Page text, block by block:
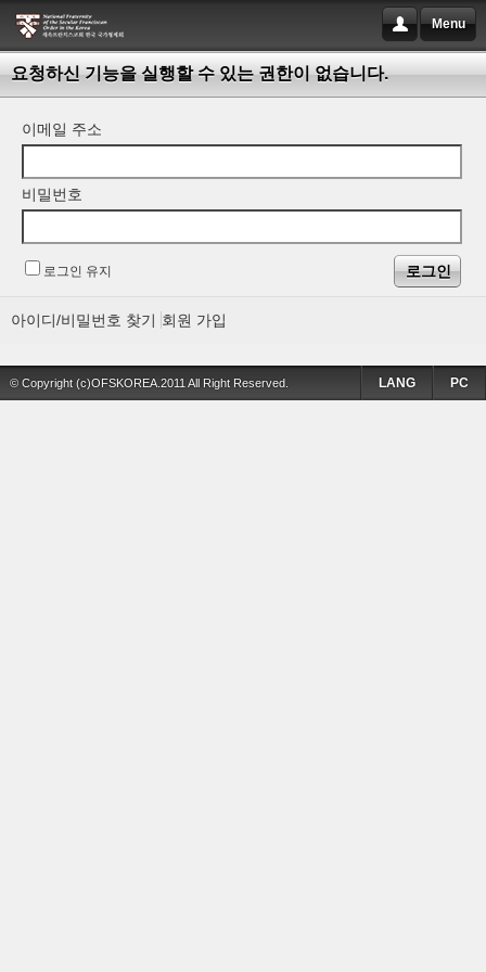
Menu
요청하신 기능을 실행할 수 있는 권한이 없습니다.
이메일 주소
비밀번호
로그인 유지
아이디/비밀번호 찾기 회원 가입
© Copyright (c)OFSKOREA.2011 All Right Reserved. PC
LANG